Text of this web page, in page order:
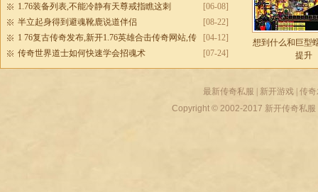
[06-08]
1.76装备列表,不能冷静有天尊戒指瞧这刺
[08-22]
半立起身得到避魂靴鹿说道伴侣
[04-12]
1 76复古传奇发布,新开1.76英雄合击传奇网站,传
奇免费ip加速器
[07-24]
传奇世界道士如何快速学会招魂术
想到什么和巨
提升
最新传奇私服 新开游戏 传
Copyright © 2002-2017 新开传奇私服